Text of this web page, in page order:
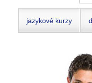
jazykové kurzy